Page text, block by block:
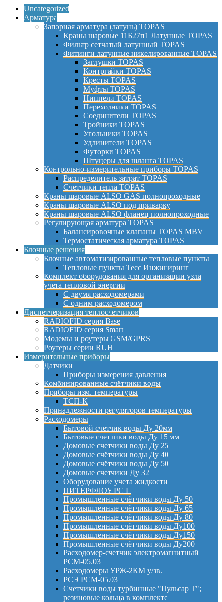
Uncategorized
Арматура
Запорная арматура (латунь) TOPAS
Краны шаровые 11Б27п1 Латунные TOPAS
Фильтр сетчатый латунный TOPAS
Фитинги латунные никелированные TOPAS
Заглушки TOPAS
Контргайки TOPAS
Кресты TOPAS
Муфты TOPAS
Ниппели TOPAS
Переходники TOPAS
Соединители TOPAS
Тройники TOPAS
Угольники TOPAS
Удлинители TOPAS
Футорки TOPAS
Штуцеры для шланга TOPAS
Контрольно-измерительные приборы TOPAS
Распределитель затрат TOPAS
Счетчики тепла TOPAS
Краны шаровые ALSO GAS полнопроходные
Краны шаровые ALSO под приварку
Краны шаровые ALSO фланец полнопроходные
Регулирующая арматура TOPAS
Балансировочные клапаны TOPAS MBV
Термостатическая арматура TOPAS
Блочные решения
Блочные автоматизированные тепловые пункты
Тепловые пункты Тесс Инжиниринг
Комплект оборудования для организации узла
учета тепловой энергии
С двумя расходомерами
С одним расходомером
Диспетчеризация теплосчетчиков
RADIOFID серия Base
RADIOFID серия Smart
Модемы и роутеры GSM/GPRS
Роутеры серии RUH
Измерительные приборы
Датчики
Приборы измерения давления
Комбинированные счётчики воды
Приборы изм. температуры
ТСП-К
Принадлежности регуляторов температуры
Расходомеры
Бытовой счетчик воды Ду 20мм
Бытовые счетчики воды Ду 15 мм
Домовые счетчики воды Ду 25
Домовые счётчики воды Ду 40
Домовые счётчики воды Ду 50
Домовые счетчики Ду 32
Оборудование учета жидкости
ПИТЕРФЛОУ РС L
Промышленные счётчики воды Ду 50
Промышленные счётчики воды Ду 65
Промышленные счётчики воды Ду 80
Промышленные счётчики воды Ду100
Промышленные счётчики воды Ду150
Промышленные счётчики воды Ду200
Расходомер-счетчик электромагнитный
РСМ-05.03
Расходомеры УРЖ-2КМ у/зв.
РСЭ РСМ-05.03
Счетчики воды турбинные "Пульсар Т";
резиновые кольца в комплекте